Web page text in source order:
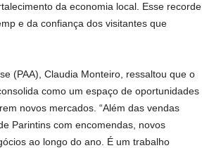
da economia local. Esse recorde
e da confiança dos visitantes que
(PAA), Claudia Monteiro, ressaltou que o
como um espaço de oportunidades
novos mercados. “Além das vendas
Parintins com encomendas, novos
ao longo do ano. É um trabalho